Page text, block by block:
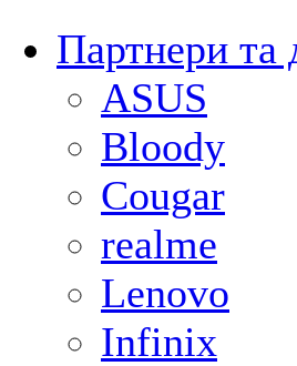
Партнери та
ASUS
Bloody
Cougar
realme
Lenovo
Infinix